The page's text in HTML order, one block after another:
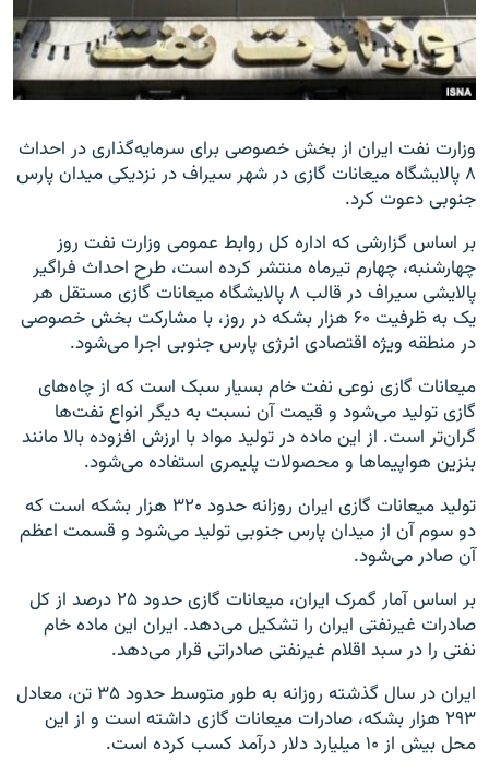
وزارت نفت ایران از بخش خصوصی برای سرمایه‌گذاری در احداث
۸ پالایشگاه میعانات گازی در شهر سیراف در نزدیکی میدان پارس
جنوبی دعوت کرد.
بر اساس گزارشی که اداره­ کل روابط عمومی وزارت نفت روز
چهارشنبه، چهارم تیرماه منتشر کرده است، طرح احداث فراگیر
پالایشی سیراف در قالب ۸ پالایشگاه میعانات گازی مستقل هر
یک به ظرفیت ۶۰ هزار بشکه در روز، با مشارکت بخش خصوصی
در منطقه ویژه اقتصادی انرژی پارس جنوبی اجرا می‌شود.
میعانات گازی نوعی نفت خام بسیار سبک است که از چاه‌های
گازی تولید می‌شود و قیمت آن نسبت به دیگر انواع نفت‌ها
گران‌تر است. از این ماده در تولید مواد با ارزش افزوده بالا مانند
بنزین هواپیماها و محصولات پلیمری استفاده می‌شود.
تولید میعانات گازی ایران روزانه حدود ۳۲۰ هزار بشکه است که
دو سوم آن از میدان پارس جنوبی تولید می‌شود و قسمت اعظم
آن صادر می‌شود.
بر اساس آمار گمرک ایران، میعانات گازی حدود ۲۵ درصد از کل
صادرات غیرنفتی ایران را تشکیل می‌دهد. ایران این ماده خام
نفتی را در سبد اقلام غیرنفتی صادراتی قرار می‌دهد.
ایران در سال گذشته روزانه به طور متوسط حدود ۳۵ تن، معادل
۲۹۳ هزار بشکه، صادرات میعانات گازی داشته است و از این
محل بیش از ۱۰ میلیارد دلار درآمد کسب کرده است.